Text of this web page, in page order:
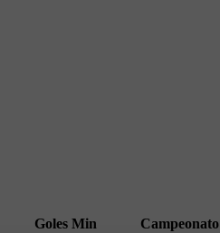
Goles Min Campeonato